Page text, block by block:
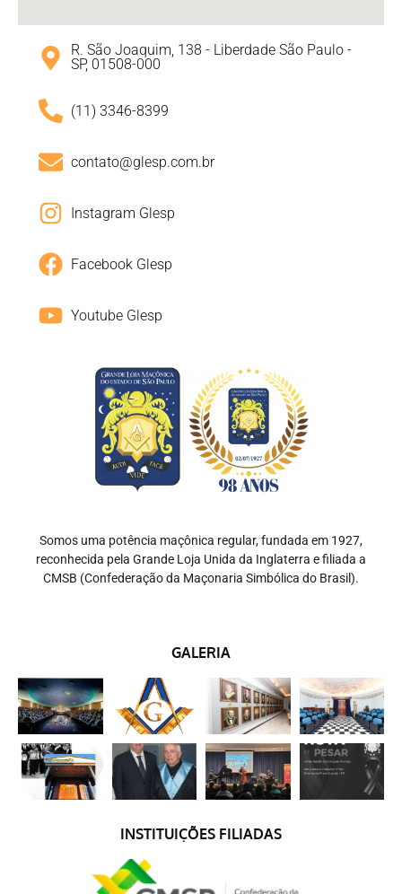
R. São Joaquim, 138 - Liberdade São Paulo -
SP, 01508-000
(11) 3346-8399
contato@glesp.com.br
Instagram Glesp
Facebook Glesp
Youtube Glesp
Somos uma potência maçônica regular, fundada em 1927,
reconhecida pela Grande Loja Unida da Inglaterra e filiada a
CMSB (Confederação da Maçonaria Simbólica do Brasil).
GALERIA
INSTITUIÇÕES FILIADAS